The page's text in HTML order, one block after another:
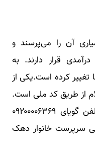
آن را می‌پرسند و
قرار دارند. به
کرده است.یکی از
از طریق کد ملی است.
برای این کار افراد باید با شماره تلفن گویای ۰۹۲۰۰۰۰۶۳۶۹
سرپرست خانوار دهک